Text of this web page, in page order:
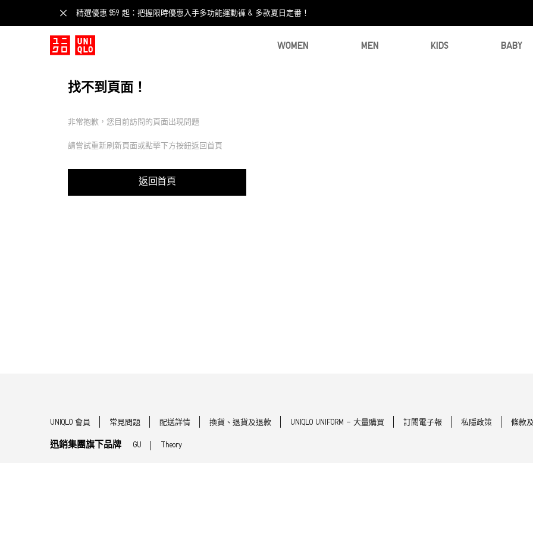
精選優惠 $59 起：把握限時優惠入手多功能運動褲 & 多款夏日定番！​
WOMEN MEN KIDS BABY
找不到頁面！
非常抱歉，您目前訪問的頁面出現問題
請嘗試重新刷新頁面或點擊下方按鈕返回首頁
返回首頁
UNIQLO 會員 常見問題 配送詳情 換貨、退貨及退款 UNIQLO UNIFORM - 大量購買 訂閱電子報 私隱政策 條款
迅銷集團旗下品牌 GU Theory